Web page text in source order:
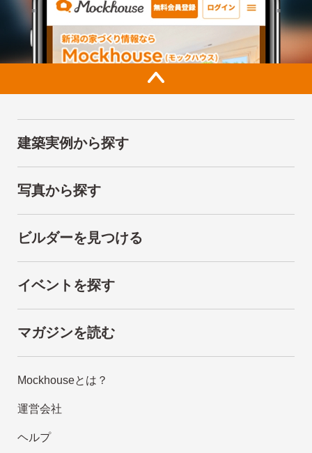
建築実例から探す
写真から探す
ビルダーを見つける
イベントを探す
マガジンを読む
Mockhouseとは？
運営会社
ヘルプ